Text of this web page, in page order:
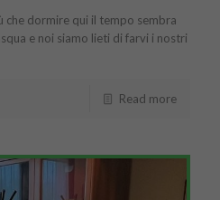
dormire qui il tempo sembra
e noi siamo lieti di farvi i nostri
Read more